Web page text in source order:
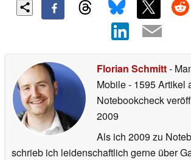
Florian Schmitt-
Mobile- 1595 Artikel
Notebookcheck
2009
Als ich 2009 zu
schrieb ich leidenschaftlich gerne über